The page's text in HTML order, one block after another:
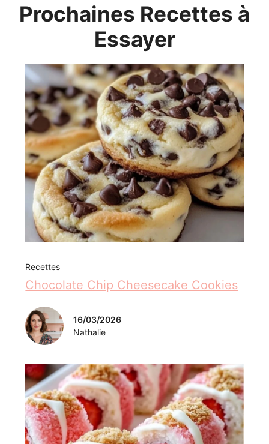
Prochaines Recettes à
Essayer
Recettes
Chocolate Chip Cheesecake Cookies
16/03/2026
Nathalie